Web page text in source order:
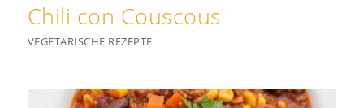
Chili con Couscous
VEGETARISCHE REZEPTE